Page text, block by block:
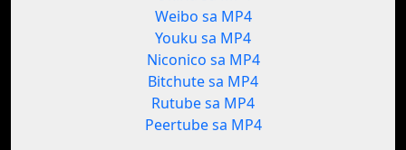
Weibo sa MP4
Youku sa MP4
Niconico sa MP4
Bitchute sa MP4
Rutube sa MP4
Peertube sa MP4